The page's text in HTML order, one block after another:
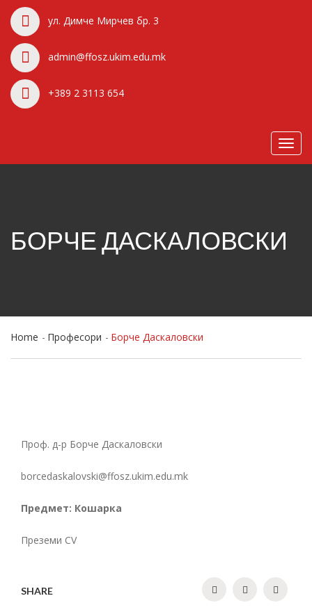
ул. Димче Мирчев бр. 3
admin@ffosz.ukim.edu.mk
+389 2 3113 654
БОРЧЕ ДАСКАЛОВСКИ
Home Професори Борче Даскаловски
Проф. д-р Борче Даскаловски
borcedaskalovski@ffosz.ukim.edu.mk
Предмет: Кошарка
Преземи CV
SHARE